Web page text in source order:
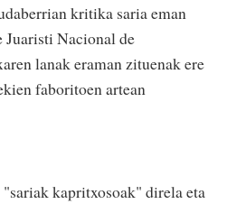
kritika saria eman
Juaristi Nacional de
lanak eraman zituenak ere
faboritoen artean
kapritxosoak" direla eta